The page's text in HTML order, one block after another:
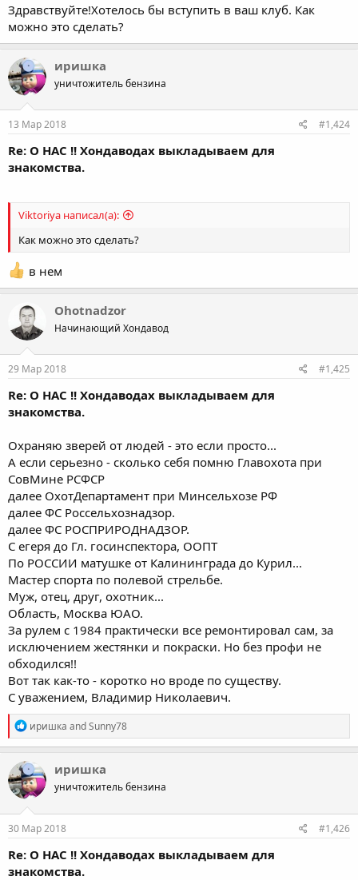
Здравствуйте!Хотелось бы вступить в ваш клуб. Как
можно это сделать?
иришка
уничтожитель бензина
13 Мар 2018 #1,424
Re: О НАС !! Хондаводах выкладываем для
знакомства.
Viktoriya написал(а):
Как можно это сделать?
в нем
Ohotnadzor
Начинающий Хондавод
29 Мар 2018 #1,425
Re: О НАС !! Хондаводах выкладываем для
знакомства.
Охраняю зверей от людей - это если просто...
А если серьезно - сколько себя помню Главохота при
СовМине РСФСР
далее ОхотДепартамент при Минсельхозе РФ
далее ФС Россельхознадзор.
далее ФС РОСПРИРОДНАДЗОР.
С егеря до Гл. госинспектора, ООПТ
По РОССИИ матушке от Калининграда до Курил...
Мастер спорта по полевой стрельбе.
Муж, отец, друг, охотник...
Область, Москва ЮАО.
За рулем с 1984 практически все ремонтировал сам, за
исключением жестянки и покраски. Но без профи не
обходился!!
Вот так как-то - коротко но вроде по существу.
С уважением, Владимир Николаевич.
R
e
a
c
t
i
o
n
s
иришка andSunny78
иришка
уничтожитель бензина
30 Мар 2018 #1,426
Re: О НАС !! Хондаводах выкладываем для
знакомства.